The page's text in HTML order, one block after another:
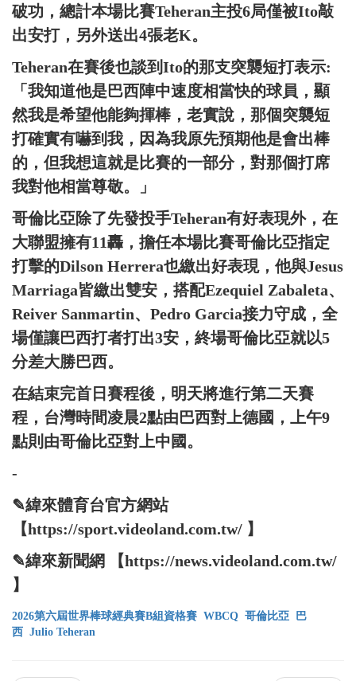
破功，總計本場比賽Teheran主投6局僅被Ito敲
出安打，另外送出4張老K。
Teheran在賽後也談到Ito的那支突襲短打表示:
「我知道他是巴西陣中速度相當快的球員，顯
然我是希望他能夠揮棒，老實說，那個突襲短
打確實有嚇到我，因為我原先預期他是會出棒
的，但我想這就是比賽的一部分，對那個打席
我對他相當尊敬。」
哥倫比亞除了先發投手Teheran有好表現外，在
大聯盟擁有11轟，擔任本場比賽哥倫比亞指定
打擊的Dilson Herrera也繳出好表現，他與Jesus
Marriaga皆繳出雙安，搭配Ezequiel Zabaleta、
Reiver Sanmartin、Pedro Garcia接力守成，全
場僅讓巴西打者打出3安，終場哥倫比亞就以5
分差大勝巴西。
在結束完首日賽程後，明天將進行第二天賽
程，台灣時間凌晨2點由巴西對上德國，上午9
點則由哥倫比亞對上中國。
-
✎緯來體育台官方網站
【https://sport.videoland.com.tw/ 】
✎緯來新聞網 【https://news.videoland.com.tw/
】
2026第六屆世界棒球經典賽B組資格賽 WBCQ 哥倫比亞
巴
西 Julio Teheran